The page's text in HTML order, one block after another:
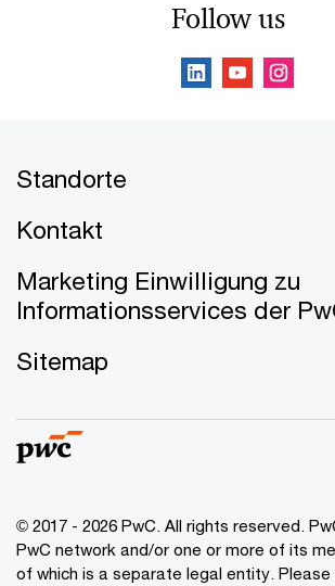
Follow us
Standorte
Kontakt
Marketing Einwilligung zu
Informationsservices der
Sitemap
© 2017 - 2026 PwC. All rights reserved.
PwC network and/or one or more of its
of which is a separate legal entity. Please